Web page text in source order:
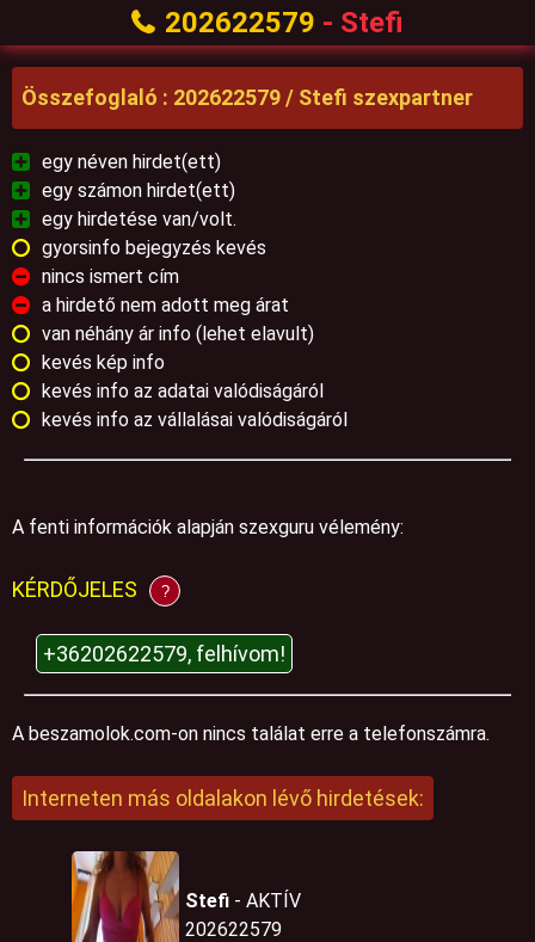
202622579 - Stefi
Összefoglaló : 202622579 / Stefi szexpartner
egy néven hirdet(ett)
egy számon hirdet(ett)
egy hirdetése van/volt.
gyorsinfo bejegyzés kevés
nincs ismert cím
a hirdető nem adott meg árat
van néhány ár info (lehet elavult)
kevés kép info
kevés info az adatai valódiságáról
kevés info az vállalásai valódiságáról
A fenti információk alapján szexguru vélemény:
KÉRDŐJELES ?
+36202622579, felhívom!
A beszamolok.com-on nincs találat erre a telefonszámra.
Interneten más oldalakon lévő hirdetések:
Stefi - AKTÍV
202622579